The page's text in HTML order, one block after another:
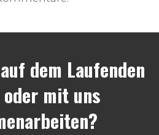
dem Laufenden
mit uns